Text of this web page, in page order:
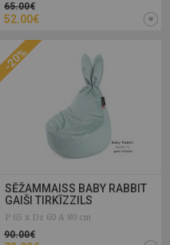
65.00€
52.00€
-20%
SĒŽAMMAISS BABY RABBIT
GAIŠI TIRKĪZZILS
P 65 x Dz 60 A 80 cm
90.00€